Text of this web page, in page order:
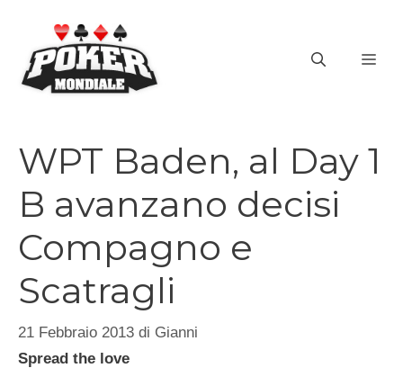
contenuto
WPT Baden, al Day 1
B avanzano decisi
Compagno e
Scatragli
21 Febbraio 2013 di Gianni
Spread the love